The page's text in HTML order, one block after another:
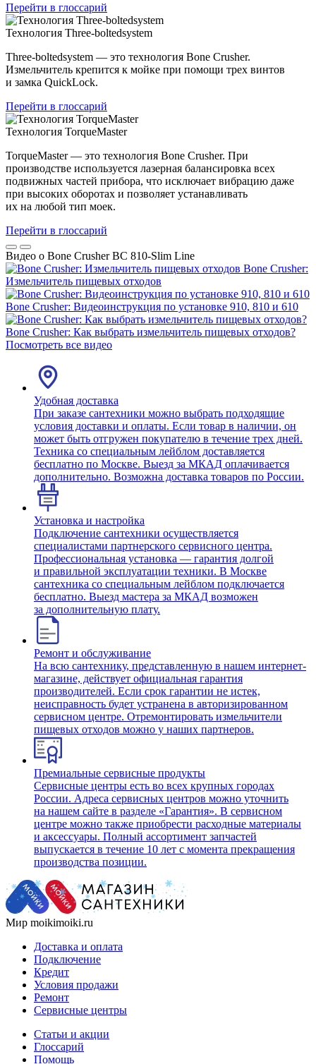
Перейти в глоссарий
Технология Three-boltedsystem
Three-boltedsystem — это технология Bone Crusher.
Измельчитель крепится к мойке при помощи трех винтов
и замка QuickLock.
Перейти в глоссарий
Технология TorqueMaster
TorqueMaster — это технология Bone Crusher. При
производстве используется лазерная балансировка всех
подвижных частей прибора, что исключает вибрацию даже
при высоких оборотах и позволяет устанавливать
их на любой тип моек.
Перейти в глоссарий
Видео о Bone Crusher BC 810-Slim Line
Bone Crusher:
Измельчитель пищевых отходов
Bone Crusher: Видеоинструкция по установке 910, 810 и 610
Bone Crusher: Как выбрать измельчитель пищевых отходов?
Посмотреть все видео
Удобная доставка
При заказе сантехники можно выбрать подходящие
условия доставки и оплаты. Если товар в наличии, он
может быть отгружен покупателю в течение трех дней.
Техника со специальным лейблом доставляется
бесплатно по Москве. Выезд за МКАД оплачивается
дополнительно. Возможна доставка товаров по России.
Установка и настройка
Подключение сантехники осуществляется
специалистами партнерского сервисного центра.
Профессиональная установка — гарантия долгой
и правильной эксплуатации техники. В Москве
сантехника со специальным лейблом подключается
бесплатно. Выезд мастера за МКАД возможен
за дополнительную плату.
Ремонт и обслуживание
На всю сантехнику, представленную в нашем интернет-
магазине, действует официальная гарантия
производителей. Если срок гарантии не истек,
неисправность будет устранена в авторизированном
сервисном центре. Отремонтировать измельчители
пищевых отходов можно у наших партнеров.
Премиальные сервисные продукты
Сервисные центры есть во всех крупных городах
России. Адреса сервисных центров можно уточнить
на нашем сайте в разделе «Гарантия». В сервисном
центре можно также приобрести расходные материалы
и аксессуары. Полный ассортимент запчастей
выпускается в течение 10 лет с момента прекращения
производства позиции.
Мир moikimoiki.ru
Доставка и оплата
Подключение
Кредит
Условия продажи
Ремонт
Сервисные центры
Статьи и акции
Глоссарий
Помощь